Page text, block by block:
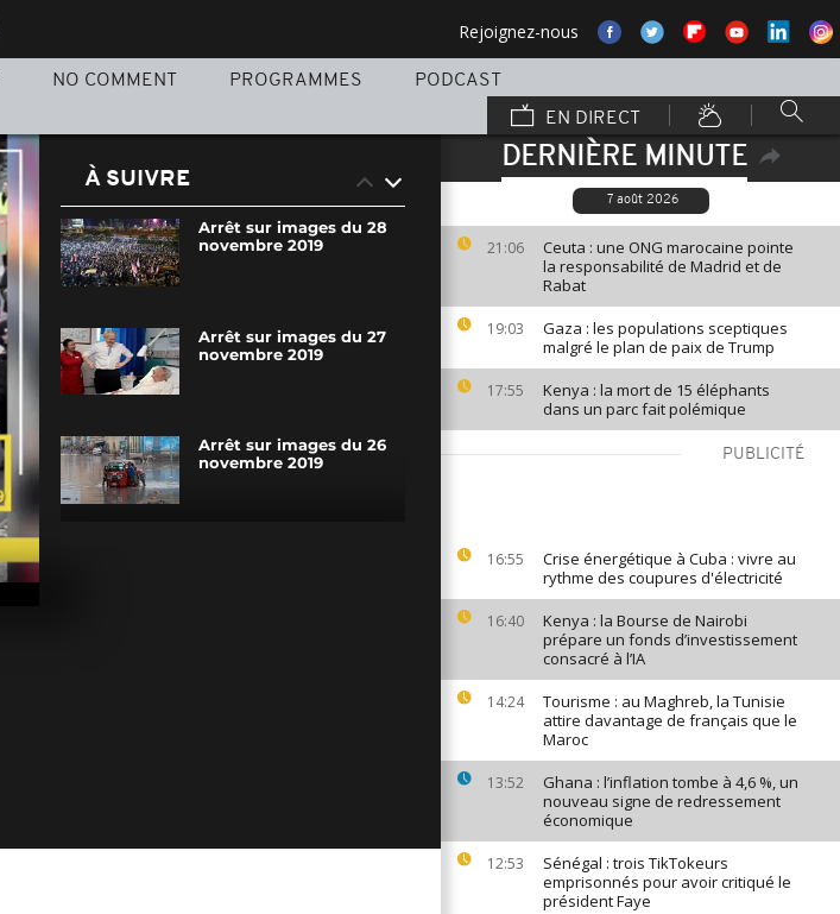
Rejoignez-nous
NO COMMENT PROGRAMMES
PODCAST
EN DIRECT
DERNIÈRE MINUTE
7 août 2026
21:06
Ceuta : une ONG marocaine pointe
la responsabilité de Madrid et de
Rabat
19:03
Gaza : les populations sceptiques
malgré le plan de paix de Trump
17:55
Kenya : la mort de 15 éléphants
dans un parc fait polémique
PUBLICITÉ
16:55
Crise énergétique à Cuba : vivre au
rythme des coupures d'électricité
16:40
Kenya : la Bourse de Nairobi
prépare un fonds d’investissement
consacré à l’IA
14:24
Tourisme : au Maghreb, la Tunisie
attire davantage de français que le
Maroc
13:52
Ghana : l’inflation tombe à 4,6 %, un
nouveau signe de redressement
économique
12:53
Sénégal : trois TikTokeurs
emprisonnés pour avoir critiqué le
président Faye
À SUIVRE
Arrêt sur images du 28
novembre 2019
Arrêt sur images du 27
novembre 2019
Arrêt sur images du 26
novembre 2019